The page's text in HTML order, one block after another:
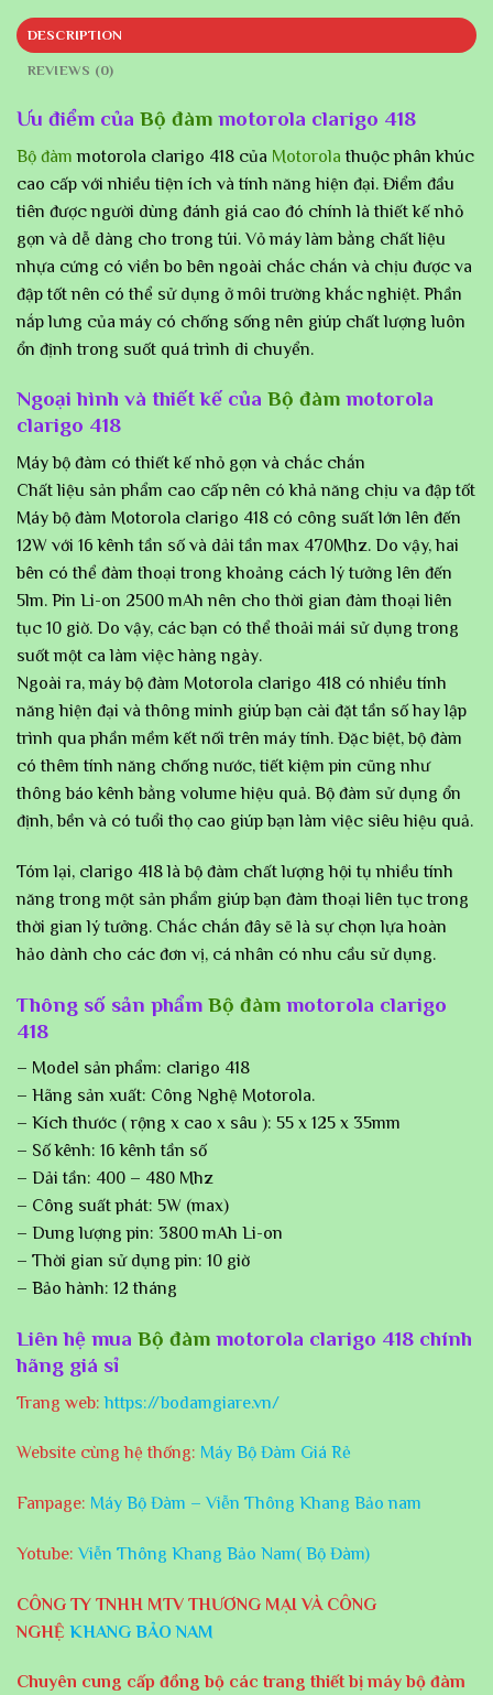
DESCRIPTION
REVIEWS (0)
Ưu điểm của Bộ đàm motorola clarigo 418
Bộ đàm motorola clarigo 418 của Motorola thuộc phân khúc
cao cấp với nhiều tiện ích và tính năng hiện đại. Điểm đầu
tiên được người dùng đánh giá cao đó chính là thiết kế nhỏ
gọn và dễ dàng cho trong túi. Vỏ máy làm bằng chất liệu
nhựa cứng có viền bo bên ngoài chắc chắn và chịu được va
đập tốt nên có thể sử dụng ở môi trường khắc nghiệt. Phần
nắp lưng của máy có chống sống nên giúp chất lượng luôn
ổn định trong suốt quá trình di chuyển.
Ngoại hình và thiết kế của Bộ đàm motorola
clarigo 418
Máy bộ đàm có thiết kế nhỏ gọn và chắc chắn
Chất liệu sản phẩm cao cấp nên có khả năng chịu va đập tốt
Máy bộ đàm Motorola clarigo 418 có công suất lớn lên đến
12W với 16 kênh tần số và dải tần max 470Mhz. Do vậy, hai
bên có thể đàm thoại trong khoảng cách lý tưởng lên đến
5lm. Pin Li-on 2500 mAh nên cho thời gian đàm thoại liên
tục 10 giờ. Do vậy, các bạn có thể thoải mái sử dụng trong
suốt một ca làm việc hàng ngày.
Ngoài ra, máy bộ đàm Motorola clarigo 418 có nhiều tính
năng hiện đại và thông minh giúp bạn cài đặt tần số hay lập
trình qua phần mềm kết nối trên máy tính. Đặc biệt, bộ đàm
có thêm tính năng chống nước, tiết kiệm pin cũng như
thông báo kênh bằng volume hiệu quả. Bộ đàm sử dụng ổn
định, bền và có tuổi thọ cao giúp bạn làm việc siêu hiệu quả.
Tóm lại, clarigo 418 là bộ đàm chất lượng hội tụ nhiều tính
năng trong một sản phẩm giúp bạn đàm thoại liên tục trong
thời gian lý tưởng. Chắc chắn đây sẽ là sự chọn lựa hoàn
hảo dành cho các đơn vị, cá nhân có nhu cầu sử dụng.
Thông số sản phẩm Bộ đàm motorola clarigo
418
– Model sản phẩm: clarigo 418
– Hãng sản xuất: Công Nghệ Motorola.
– Kích thước ( rộng x cao x sâu ): 55 x 125 x 35mm
– Số kênh: 16 kênh tần số
– Dải tần: 400 – 480 Mhz
– Công suất phát: 5W (max)
– Dung lượng pin: 3800 mAh Li-on
– Thời gian sử dụng pin: 10 giờ
– Bảo hành: 12 tháng
Liên hệ mua Bộ đàm motorola clarigo 418 chính
hãng giá sỉ
Trang web:https://bodamgiare.vn/
Website cùng hệ thống: Máy Bộ Đàm Giá Rẻ
Fanpage: Máy Bộ Đàm – Viễn Thông Khang Bảo nam
Yotube: Viễn Thông Khang Bảo Nam( Bộ Đàm)
CÔNG TY TNHH MTV THƯƠNG MẠI VÀ CÔNG
NGHỆ KHANG BẢO NAM
Chuyên cung cấp đồng bộ các trang thiết bị máy bộ đàm